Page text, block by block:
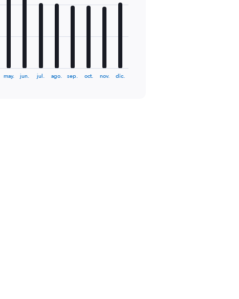
may. jun. jul. ago. sep. oct. nov. dic.